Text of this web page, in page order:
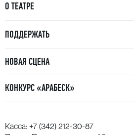
О ТЕАТРЕ
ПОДДЕРЖАТЬ
НОВАЯ СЦЕНА
КОНКУРС «АРАБЕСК»
Касса: +7 (342) 212-30-87